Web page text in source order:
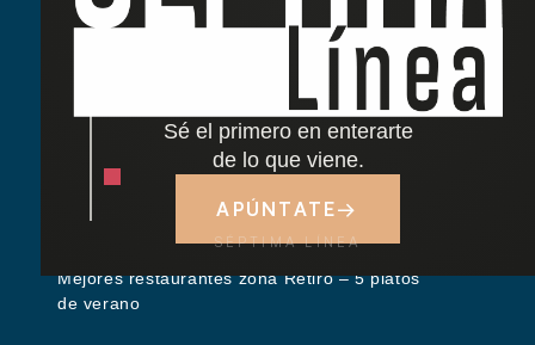
Sé el primero en enterarte
de lo que viene.
APÚNTATE→
SÉPTIMA LÍNEA
nueva carta de cócteles ha llegado
Cocido madrileño: tradición y sabor junto al
Dónde comer cerca del Parque del Retiro en
Madrid
Tapas y terraza junto al Retiro
Mejores restaurantes zona Retiro – 5 platos
de verano